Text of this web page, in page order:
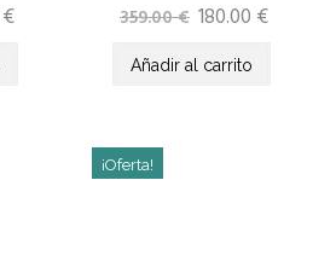
€ 359.00€ 180.00 €
Añadir al carrito
¡Oferta!